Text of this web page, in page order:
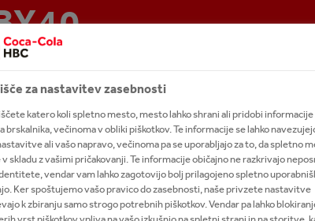
HBC Slovenija na kratko
vizija, strategija in poslanstvo
podjetja
s podjetjem The Coca-
vrednosti za vse
Mission Refresh
International leadership trainee
program
za nastavitev zasebnosti
katero koli spletno mesto, mesto lahko shrani ali pridobi informacije
brskalnika, večinoma v obliki piškotkov. Te informacije se lahko
ali vašo napravo, večinoma pa se uporabljajo za to, da spletno
skladu z vašimi pričakovanji. Te informacije običajno ne razkrivajo
vendar vam lahko zagotovijo bolj prilagojeno spletno
Ker spoštujemo vašo pravico do zasebnosti, naše privzete nastavitve
k zbiranju samo strogo potrebnih piškotkov. Vendar pa lahko